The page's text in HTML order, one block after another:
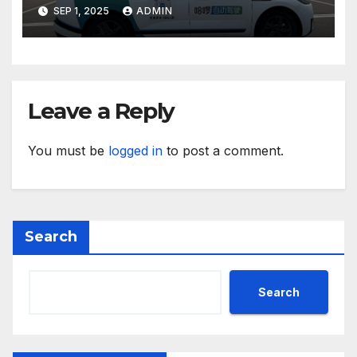
нужда от нашата подкрепа
и ние ще им я осигурим
SEP 1, 2025 ADMIN
Leave a Reply
You must be logged in to post a comment.
Search
Search